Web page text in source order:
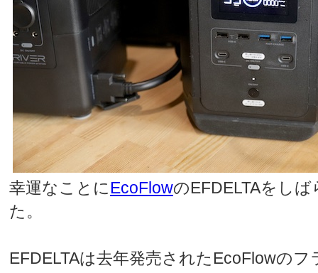
幸運なことにEcoFlowのEFDELTAをし
た。
EFDELTAは去年発売されたEcoFlowの